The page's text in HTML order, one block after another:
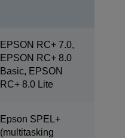
EPSON RC+ 7.0,
EPSON RC+ 8.0
Basic, EPSON
RC+ 8.0 Lite
Epson SPEL+
(multitasking